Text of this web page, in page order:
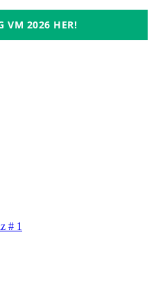
VM 2026 HER!
# 1